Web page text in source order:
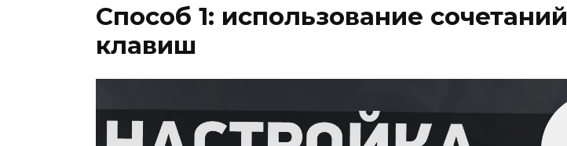
Способ 1: использование сочетаний
клавиш